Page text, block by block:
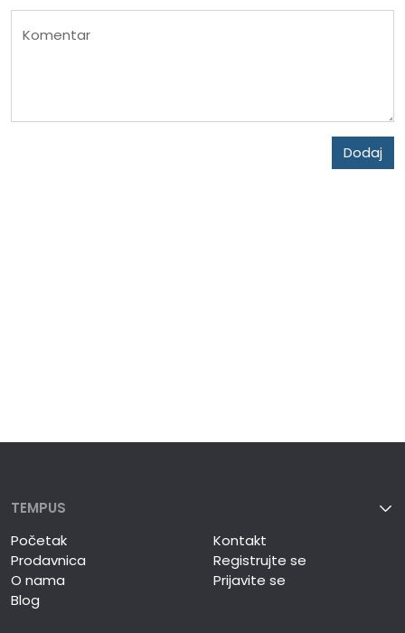
Komentar
Dodaj
TEMPUS
Početak
Prodavnica
O nama
Blog
Kontakt
Registrujte se
Prijavite se